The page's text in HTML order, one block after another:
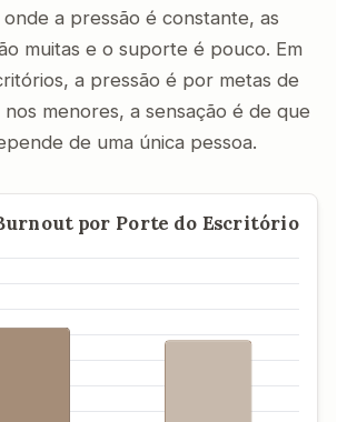
a pressão é constante, as
muitas e o suporte é pouco. Em
a pressão é por metas de
menores, a sensação é de que
de uma única pessoa.